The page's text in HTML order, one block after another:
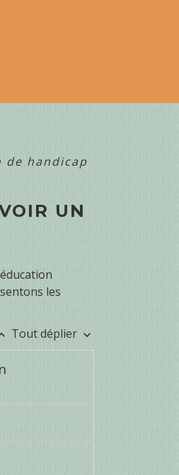
de handicap
UN
les
Tout déplier keyboard_arrow_down